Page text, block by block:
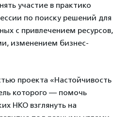
участие в практико
по поиску решений для
с привлечением ресурсов,
изменением бизнес-
проекта «Настойчивость
которого — помочь
НКО взглянуть на